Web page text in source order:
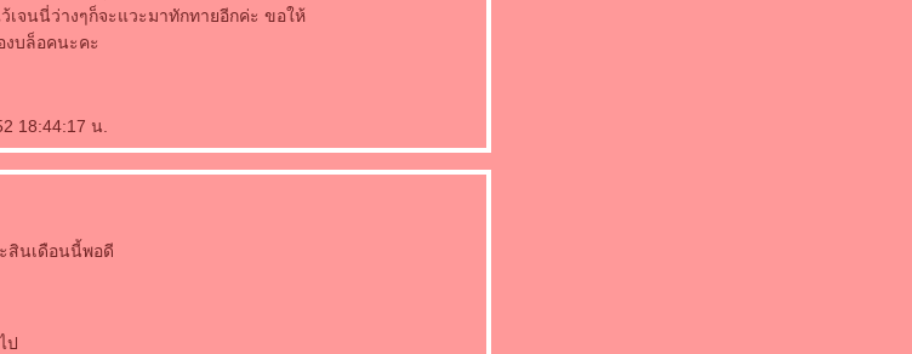
จนนี่ว่างๆก็จะแวะมาทักทายอีกค่ะ ขอให้
งบล็อคนะคะ
18:44:17 น.
สินเดือนนี้พอดี
ป